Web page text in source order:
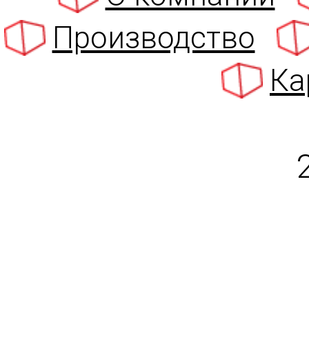
Производство